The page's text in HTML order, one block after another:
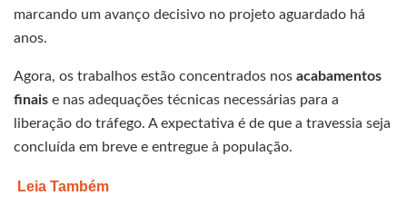
marcando um avanço decisivo no projeto aguardado há
anos.
Agora, os trabalhos estão concentrados nos acabamentos
finais e nas adequações técnicas necessárias para a
liberação do tráfego. A expectativa é de que a travessia seja
concluída em breve e entregue à população.
Leia Também